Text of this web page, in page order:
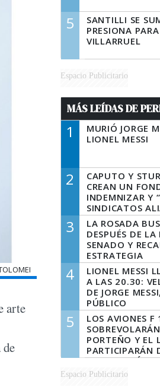
arte
5
SANTILLI SE
PRESIONA
VILLARRUEL
Espacio Publicitario
MÁS LEÍDAS DE
1
MURIÓ JORGE
LIONEL MESSI
2
CAPUTO Y
CREAN UN
INDEMNIZAR Y
SINDICATOS
3
LA ROSADA
DESPUÉS DE
SENADO Y
ESTRATEGIA
4
LIONEL MESSI
A LAS 20.30:
DE JORGE
PÚBLICO
5
LOS AVIONES F
PORTEÑO Y EL
PARTICIPARÁN
CELEBRACIÓN
AÉREA
Espacio Publicitario